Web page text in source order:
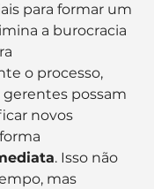
para formar um
a burocracia
o processo,
possam
novos
. Isso não
mas